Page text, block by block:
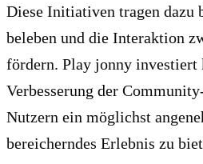
Diese Initiativen tragen dazu
beleben und die Interaktion
fördern. Play jonny
Verbesserung der
Nutzern ein möglichst
bereicherndes Erlebnis zu